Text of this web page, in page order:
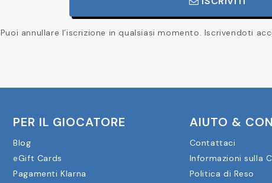
Puoi annullare l’iscrizione in qualsiasi momento. Iscrivendoti
PER IL GIOCATORE
Blog
eGift Cards
Pagamenti Klarna
AIUTO &
Contattaci
Informazioni sulla
Politica di Reso